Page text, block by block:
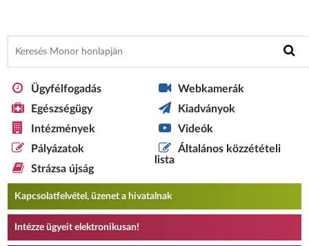
Ügyfélfogadás
Egészségügy
Intézmények
Pályázatok
Strázsa újság
Webkamerák
Kiadványok
Videók
Általános közzétételi
lista
Kapcsolatfelvétel, üzenet a hivatalnak
Intézze ügyeit elektronikusan!